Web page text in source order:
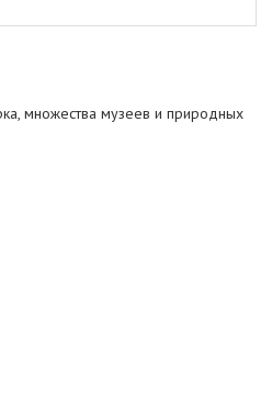
множества музеев и природных